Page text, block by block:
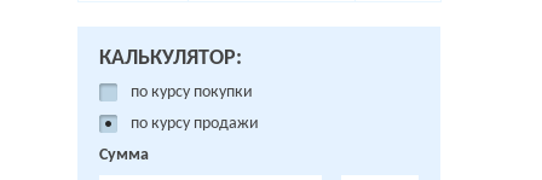
КАЛЬКУЛЯТОР:
по курсу покупки
по курсу продажи
Сумма